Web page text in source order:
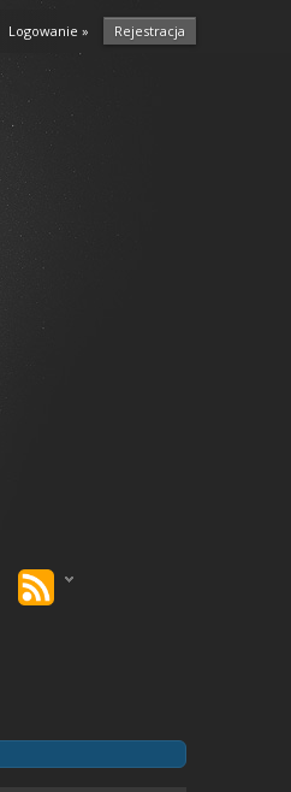
Logowanie » Rejestracja